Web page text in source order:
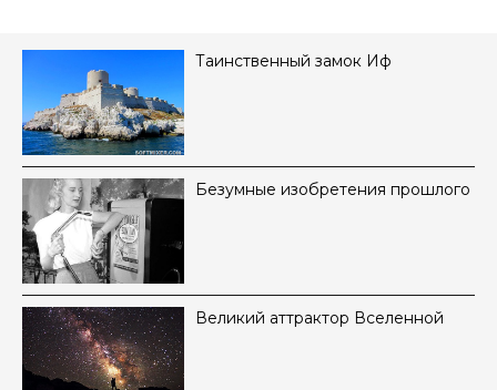
Таинственный замок Иф
Безумные изобретения прошлого
Великий аттрактор Вселенной